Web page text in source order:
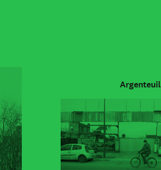
Argenteuil